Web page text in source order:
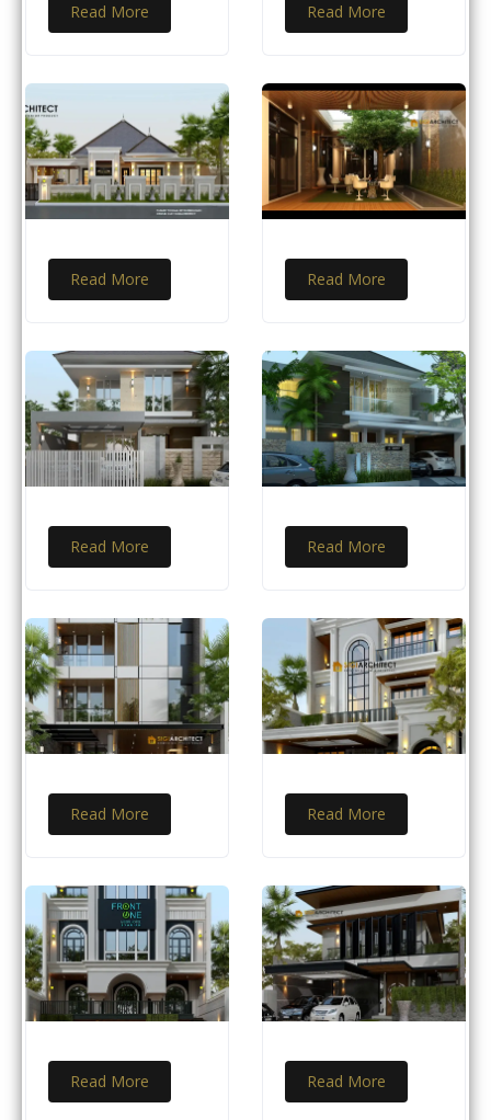
Read More Read More
Read More Read More
Read More Read More
Read More Read More
Read More Read More